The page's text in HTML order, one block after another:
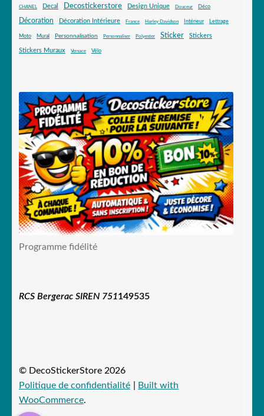
CHANEL Decal Decostickerstore Design Unique Douceur Déco
Décoration Décoration Intérieure France Harley Davidson Intérieur Lettrage
Moto Mural Personnalisation Personnaliser Polyester Sticker Stickers
Stickers Muraux Versace Vélo
Programme fidélité
RCS Bergerac SIREN 751149535
© DecoStickerStore 2026
Politique de confidentialité
Built with
WooCommerce.